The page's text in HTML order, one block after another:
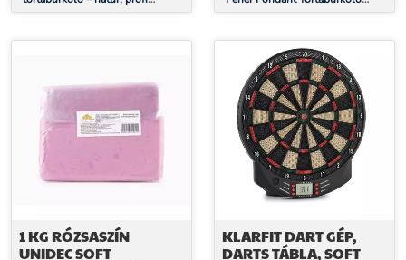
dekorációhoz, 1 kg
Massza, 1 kg - Könnyű
1 KG RÓZSASZÍN
UNIDEC SOFT
KLARFIT DART GÉP,
DARTS TÁBLA, SOFT